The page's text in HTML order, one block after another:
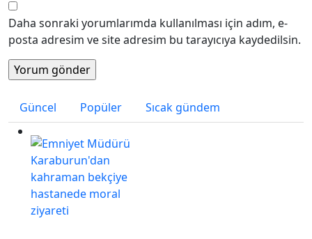
Daha sonraki yorumlarımda kullanılması için adım, e-
posta adresim ve site adresim bu tarayıcıya kaydedilsin.
Güncel Popüler Sıcak gündem